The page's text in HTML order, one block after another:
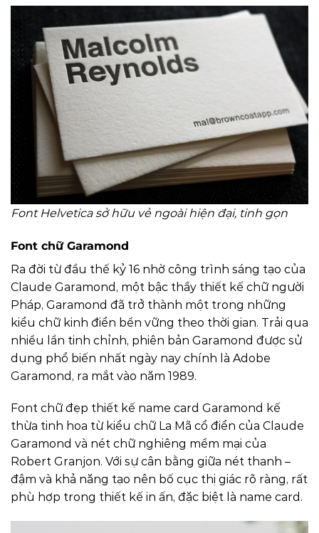
Font Helvetica sở hữu vẻ ngoài hiện đại, tinh gọn
Font chữ Garamond
Ra đời từ đầu thế kỷ 16 nhờ công trình sáng tạo của
Claude Garamond, một bậc thầy thiết kế chữ người
Pháp, Garamond đã trở thành một trong những
kiểu chữ kinh điển bền vững theo thời gian. Trải qua
nhiều lần tinh chỉnh, phiên bản Garamond được sử
dụng phổ biến nhất ngày nay chính là Adobe
Garamond, ra mắt vào năm 1989.
Font chữ đẹp thiết kế name card Garamond kế
thừa tinh hoa từ kiểu chữ La Mã cổ điển của Claude
Garamond và nét chữ nghiêng mềm mại của
Robert Granjon. Với sự cân bằng giữa nét thanh –
đậm và khả năng tạo nên bố cục thị giác rõ ràng, rất
phù hợp trong thiết kế in ấn, đặc biệt là name card.